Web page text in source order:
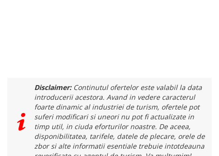
Disclaimer:Continutul ofertelor este valabil la data
introducerii acestora. Avand in vedere caracterul
foarte dinamic al industriei de turism, ofertele pot
suferi modificari si uneori nu pot fi actualizate in
timp util, in ciuda eforturilor noastre. De aceea,
disponibilitatea, tarifele, datele de plecare, orele de
zbor si alte informatii esentiale trebuie intotdeauna